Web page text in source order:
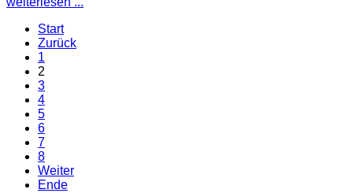
Start
Zurück
1
2
3
4
5
6
7
8
Weiter
Ende